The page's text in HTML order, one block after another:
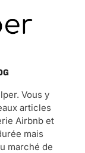
Vous y
articles
Airbnb et
mais
marché de